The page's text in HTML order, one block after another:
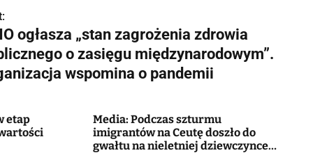
ogłasza „stan zagrożenia zdrowia
o zasięgu międzynarodowym”.
wspomina o pandemii
etap
Media: Podczas szturmu
imigrantów na Ceutę doszło do
gwałtu na nieletniej dziewczynce.